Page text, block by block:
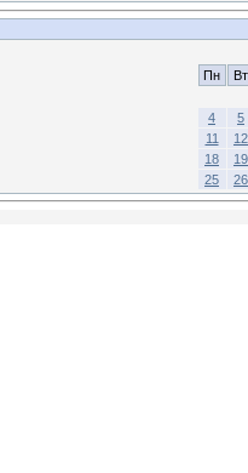
Пн Вт
4
5
11
12
18
19
25
26